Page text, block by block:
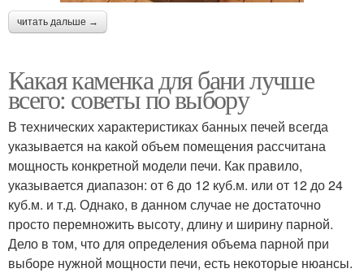
читать дальше →
Какая каменка для бани лучше
всего: советы по выбору
В технических характеристиках банных печей всегда
указывается на какой объем помещения рассчитана
мощность конкретной модели печи. Как правило,
указывается диапазон: от 6 до 12 куб.м. или от 12 до 24
куб.м. и т.д. Однако, в данном случае не достаточно
просто перемножить высоту, длину и ширину парной.
Дело в том, что для определения объема парной при
выборе нужной мощности печи, есть некоторые нюансы.